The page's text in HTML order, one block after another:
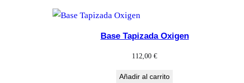
Base Tapizada Oxigen
112,00€
Añadir al carrito